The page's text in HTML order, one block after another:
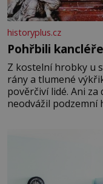
historyplus.cz
Pohřbili
Z kostelní hrobky u
rány a tlumené
pověrčiví lidé. Ani
neodvážil